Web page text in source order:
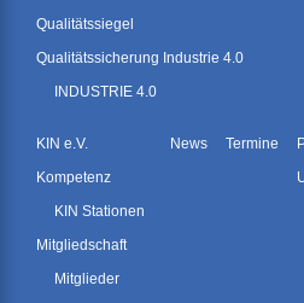
Qualitätssiegel
Qualitätssicherung Industrie 4.0
INDUSTRIE 4.0
KIN e.V.
Kompetenz
KIN Stationen
Mitgliedschaft
Mitglieder
News Termine